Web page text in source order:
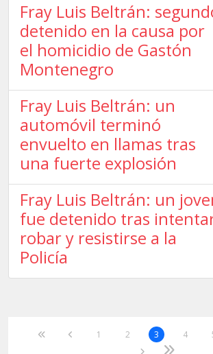
Fray Luis Beltrán:
detenido en la causa por
el homicidio de Gastón
Montenegro
Fray Luis Beltrán: un
automóvil terminó
envuelto en llamas tras
una fuerte explosión
Fray Luis Beltrán: un
fue detenido tras
robar y resistirse a la
Policía
1 2 3 4